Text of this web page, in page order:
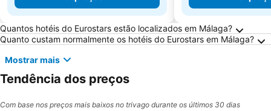
Perguntas Frequentes sobre Málaga
Quantos hotéis do Eurostars estão localizados em Málaga?
Quanto custam normalmente os hotéis do Eurostars em Málaga?
Mostrar mais
Tendência dos preços
Com base nos preços mais baixos no trivago durante os últimos 30 dias